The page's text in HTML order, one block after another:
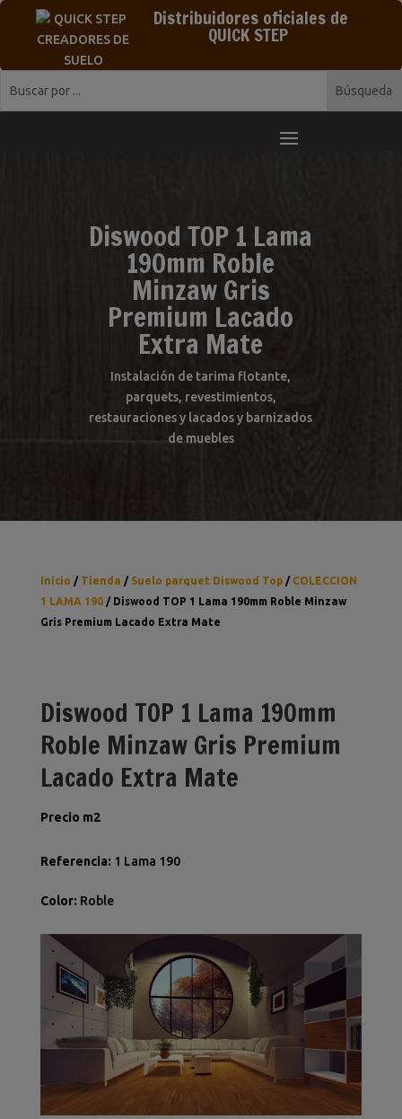
Distribuidores oficiales de
QUICK STEP
Diswood TOP 1 Lama
190mm Roble
Minzaw Gris
Premium Lacado
Extra Mate
Instalación de tarima flotante,
parquets, revestimientos,
restauraciones y lacados y barnizados
de muebles
Inicio / Tienda / Suelo parquet Diswood Top/ COLECCION
1 LAMA 190/ Diswood TOP 1 Lama 190mm Roble Minzaw
Gris Premium Lacado Extra Mate
Diswood TOP 1 Lama 190mm
Roble Minzaw Gris Premium
Lacado Extra Mate
Precio m2
Referencia: 1 Lama 190
Color: Roble